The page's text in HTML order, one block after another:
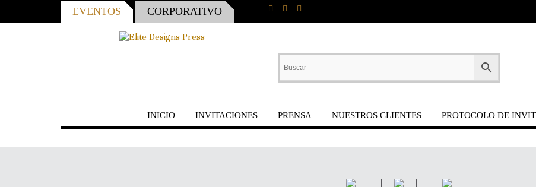
EVENTOS CORPORATIVO
INICIO INVITACIONES PRENSA NUESTROS CLIENTES PROTOCOLO DE